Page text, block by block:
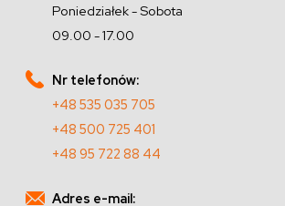
Poniedziałek - Sobota
09.00 - 17.00
Nr telefonów:
+48 535 035 705
+48 500 725 401
+48 95 722 88 44
Adres e-mail: